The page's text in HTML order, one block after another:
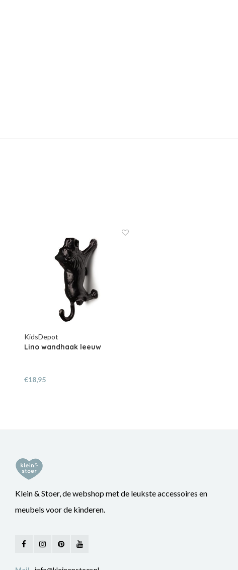
KidsDepot
Lino wandhaak leeuw
€18,95
Klein & Stoer, de webshop met de leukste accessoires en
meubels voor de kinderen.